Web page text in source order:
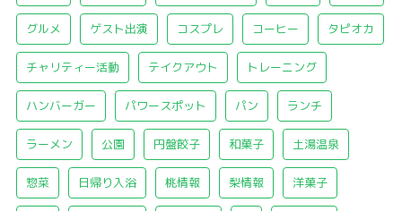
グルメ ゲスト出演 コスプレ コーヒー タピオカ
チャリティー活動 テイクアウト トレーニング
ハンバーガー パワースポット パン ランチ
ラーメン 公園 円盤餃子 和菓子 土湯温泉
惣菜 日帰り入浴 桃情報 梨情報 洋菓子